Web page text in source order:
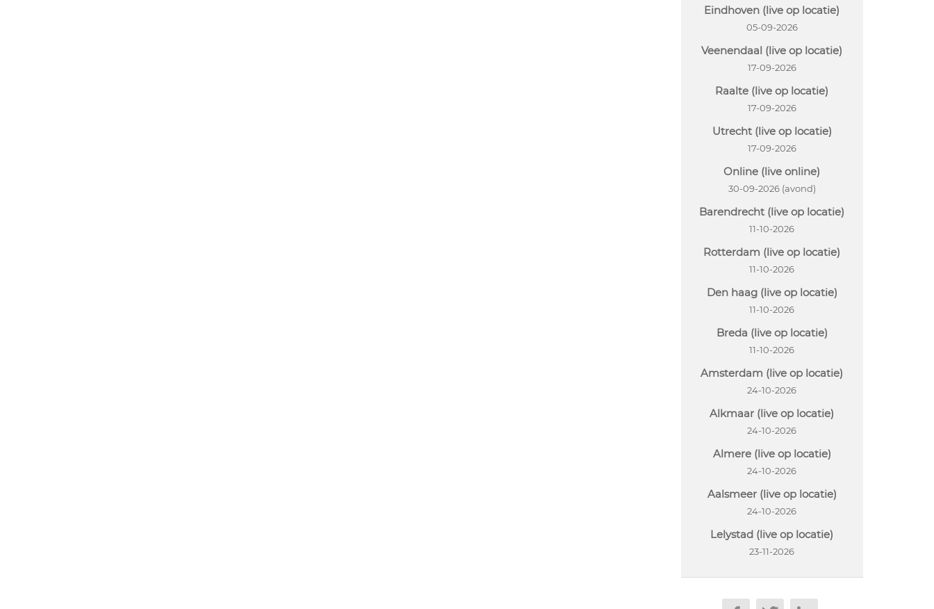
Eindhoven (live op locatie)
05-09-2026
Veenendaal (live op locatie)
17-09-2026
Raalte (live op locatie)
17-09-2026
Utrecht (live op locatie)
17-09-2026
Online (live online)
30-09-2026 (avond)
Barendrecht (live op locatie)
11-10-2026
Rotterdam (live op locatie)
11-10-2026
Den haag (live op locatie)
11-10-2026
Breda (live op locatie)
11-10-2026
Amsterdam (live op locatie)
24-10-2026
Alkmaar (live op locatie)
24-10-2026
Almere (live op locatie)
24-10-2026
Aalsmeer (live op locatie)
24-10-2026
Lelystad (live op locatie)
23-11-2026